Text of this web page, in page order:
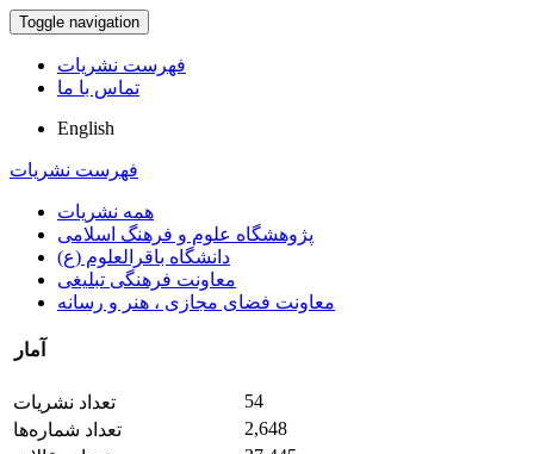
Toggle navigation
فهرست نشریات
تماس با ما
English
فهرست نشریات
همه نشریات
پژوهشگاه علوم و فرهنگ اسلامی
دانشگاه باقرالعلوم (ع)
معاونت فرهنگی تبلیغی
معاونت فضای مجازی ، هنر و رسانه
آمار
تعداد نشریات
54
تعداد شماره‌ها
2,648